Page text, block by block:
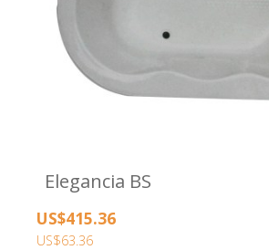
Elegancia BS
US$415.36
US$63.36